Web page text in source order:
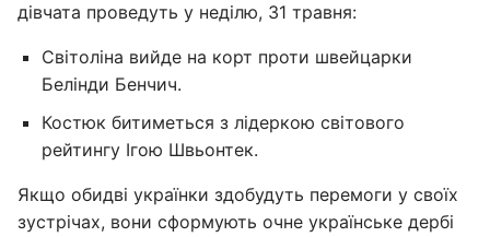
дівчата проведуть у неділю, 31 травня:
Світоліна вийде на корт проти швейцарки
Белінди Бенчич.
Костюк битиметься з лідеркою світового
рейтингу Ігою Швьонтек.
Якщо обидві українки здобудуть перемоги у своїх
зустрічах, вони сформують очне українське дербі